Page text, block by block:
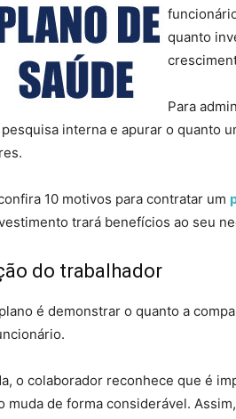
quanto
Para
interna e apurar o quanto
10 motivos para contratar um
trará benefícios ao seu
do trabalhador
é demonstrar o quanto a
o colaborador reconhece que é
muda de forma considerável.